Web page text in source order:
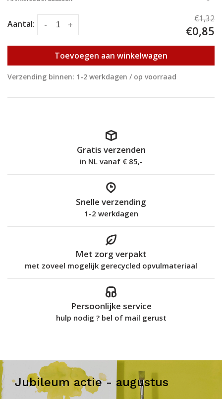
Aantal: +
-
€1,32
€0,85
Toevoegen aan winkelwagen
Verzending binnen: 1-2 werkdagen / op voorraad
Gratis verzenden
in NL vanaf € 85,-
Snelle verzending
1-2 werkdagen
Met zorg verpakt
met zoveel mogelijk gerecycled opvulmateriaal
Persoonlijke service
hulp nodig ? bel of mail gerust
Jubileum actie - augustus